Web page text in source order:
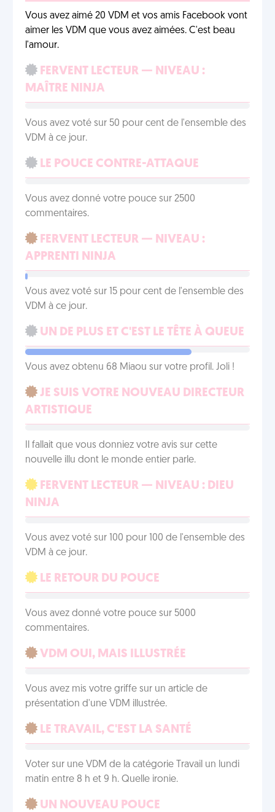
Vous avez aimé 20 VDM et vos amis Facebook vont
aimer les VDM que vous avez aimées. C'est beau
l'amour.
FERVENT LECTEUR — NIVEAU :
MAÎTRE NINJA
Vous avez voté sur 50 pour cent de l'ensemble des
VDM à ce jour.
LE POUCE CONTRE-ATTAQUE
Vous avez donné votre pouce sur 2500
commentaires.
FERVENT LECTEUR — NIVEAU :
APPRENTI NINJA
Vous avez voté sur 15 pour cent de l'ensemble des
VDM à ce jour.
UN DE PLUS ET C'EST LE TÊTE À QUEUE
Vous avez obtenu 68 Miaou sur votre profil. Joli !
JE SUIS VOTRE NOUVEAU DIRECTEUR
ARTISTIQUE
Il fallait que vous donniez votre avis sur cette
nouvelle illu dont le monde entier parle.
FERVENT LECTEUR — NIVEAU : DIEU
NINJA
Vous avez voté sur 100 pour 100 de l'ensemble des
VDM à ce jour.
LE RETOUR DU POUCE
Vous avez donné votre pouce sur 5000
commentaires.
VDM OUI, MAIS ILLUSTRÉE
Vous avez mis votre griffe sur un article de
présentation d'une VDM illustrée.
LE TRAVAIL, C'EST LA SANTÉ
Voter sur une VDM de la catégorie Travail un lundi
matin entre 8 h et 9 h. Quelle ironie.
UN NOUVEAU POUCE